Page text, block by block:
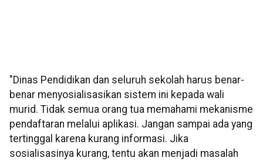
"Dinas Pendidikan dan seluruh sekolah harus benar-
benar menyosialisasikan sistem ini kepada wali
murid. Tidak semua orang tua memahami mekanisme
pendaftaran melalui aplikasi. Jangan sampai ada yang
tertinggal karena kurang informasi. Jika
sosialisasinya kurang, tentu akan menjadi masalah